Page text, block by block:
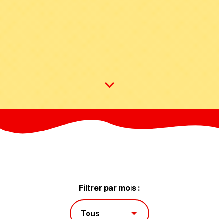
Filtrer par mois :